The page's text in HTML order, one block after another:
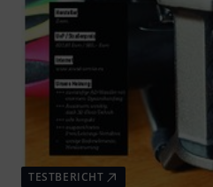
TESTBERICHT